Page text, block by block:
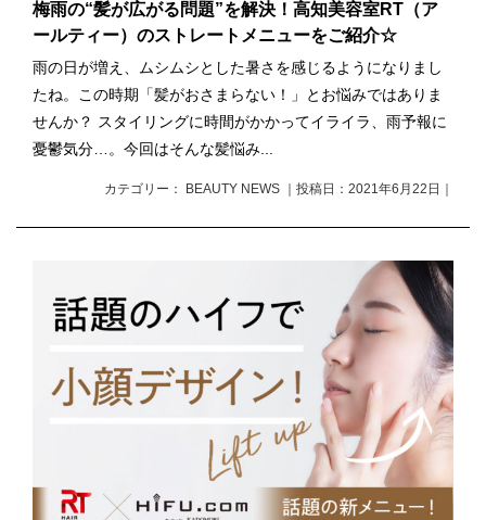
梅雨の“髪が広がる問題”を解決！高知美容室RT（ア
ールティー）のストレートメニューをご紹介☆
雨の日が増え、ムシムシとした暑さを感じるようになりまし
たね。この時期「髪がおさまらない！」とお悩みではありま
せんか？ スタイリングに時間がかかってイライラ、雨予報に
憂鬱気分…。今回はそんな髪悩み...
カテゴリー： BEAUTY NEWS ｜投稿日：2021年6月22日｜